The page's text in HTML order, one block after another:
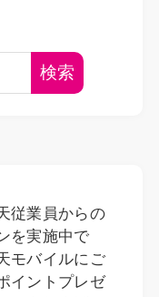
検索
従業員からの
を実施中で
モバイルにご
イントプレゼ